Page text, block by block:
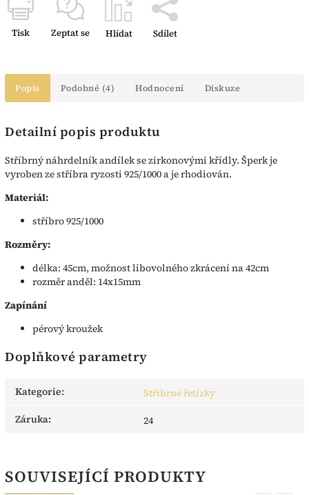
Tisk Zeptat se Hlídat Sdílet
Popis Podobné (4) Hodnocení Diskuze
Detailní popis produktu
Stříbrný náhrdelník andílek se zirkonovými křídly. Šperk je
vyroben ze stříbra ryzosti 925/1000 a je rhodiován.
Materiál:
stříbro 925/1000
Rozměry:
délka: 45cm, možnost libovolného zkrácení na 42cm
rozměr anděl: 14x15mm
Zapínání
pérový kroužek
Doplňkové parametry
Kategorie:
Stříbrné řetízky
Záruka: 24
SOUVISEJÍCÍ PRODUKTY